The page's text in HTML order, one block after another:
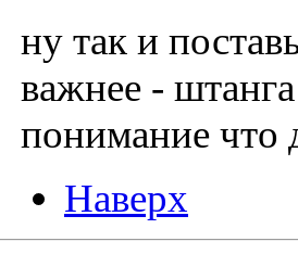
ну так и
важнее -
понимание что
Наверх